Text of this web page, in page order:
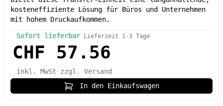
kosteneffiziente Lösung für Büros und Unternehmen
mit hohem Druckaufkommen.
Sofort lieferbar Lieferzeit 1-3 Tage
CHF 57.56
inkl. MwSt
zzgl. Versand
In den Einkaufswagen